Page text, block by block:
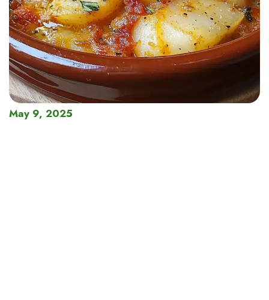
May 9, 2025